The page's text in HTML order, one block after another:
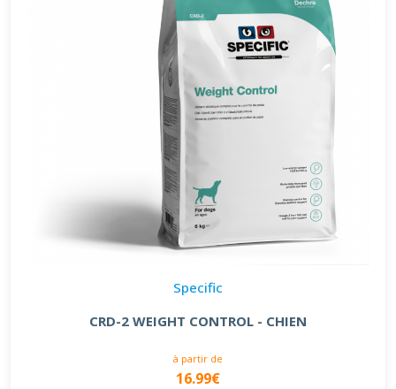
Specific
CRD-2 WEIGHT CONTROL - CHIEN
à partir de
16.99€